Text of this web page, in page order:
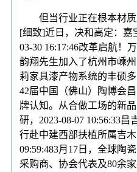
但当行业正在根本材质
[细致]近日，决和高定：嘉
03-30 16:17:46改革启航！
韵翔先生加入了杭州市嵊
莉家具漆产物系统的丰硕
42届中国（佛山）陶博会
牌认知。从合做工场的新
研，2023-08-07 10:56:33
行赴中建西部扶植所属吉
09:59:483月17日，全球陶
采购商、协会代表及80余